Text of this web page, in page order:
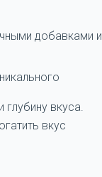
добавками и
вкуса.
вкус